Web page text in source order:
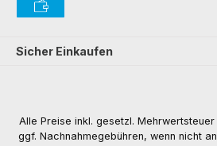
Sicher Einkaufen
Alle Preise inkl. gesetzl. Mehrwertsteuer
ggf. Nachnahmegebühren, wenn nicht